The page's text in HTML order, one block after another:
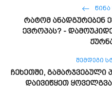
ᲬᲘᲜᲐ
რატომ ანადგურებენ
ევროპას? -
ᲨᲔᲛᲓᲔᲒᲘ
ჩეხეთში, გამარჯვებული
დაივიწყეთ